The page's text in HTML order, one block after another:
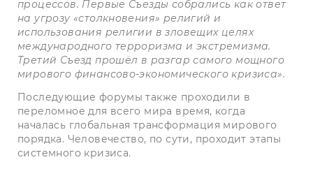
процессов. Первые Съезды собрались как ответ
на угрозу «столкновения» религий и
использования религии в зловещих целях
международного терроризма и экстремизма.
Третий Съезд прошёл в разгар самого мощного
мирового финансово-экономического кризиса».
Последующие форумы также проходили в
переломное для всего мира время, когда
началась глобальная трансформация мирового
порядка. Человечество, по сути, проходит этапы
системного кризиса.